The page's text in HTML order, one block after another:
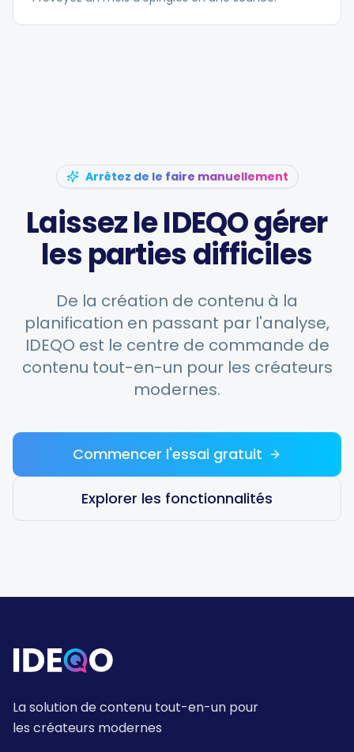
Arrêtez de le faire manuellement
Laissez le IDEQO gérer
les parties difficiles
De la création de contenu à la
planification en passant par l'analyse,
IDEQO est le centre de commande de
contenu tout-en-un pour les créateurs
modernes.
Commencer l'essai gratuit
Explorer les fonctionnalités
La solution de contenu tout-en-un pour
les créateurs modernes